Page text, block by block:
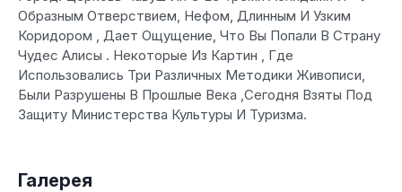
Образным Отверствием, Нефом, Длинным И Узким
Коридором , Дает Oщущение, Что Вы Попали В Страну
Чудес Алисы . Некоторые Из Картин , Где
Использовались Три Различных Методики Живописи,
Были Разрушены В Прошлые Века ,Сегодня Взяты Под
Зaщиту Министерства Культуры И Туризма.
Галерея